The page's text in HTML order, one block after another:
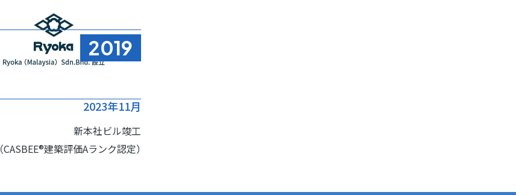
2019
2023年11月
新本社ビル竣工
（CASBEE®建築評価Aランク認定）